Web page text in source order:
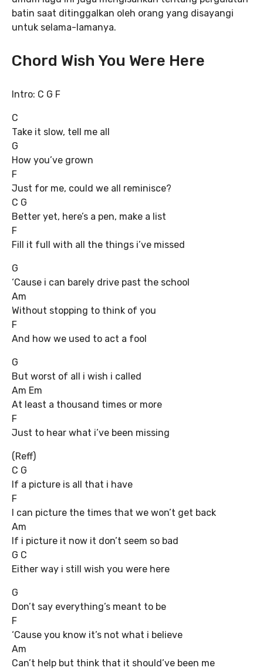
batin saat ditinggalkan oleh orang yang disayangi
untuk selama-lamanya.
Chord Wish You Were Here
Intro: C G F
C
Take it slow, tell me all
G
How you’ve grown
F
Just for me, could we all reminisce?
C G
Better yet, here’s a pen, make a list
F
Fill it full with all the things i’ve missed
G
‘Cause i can barely drive past the school
Am
Without stopping to think of you
F
And how we used to act a fool
G
But worst of all i wish i called
Am Em
At least a thousand times or more
F
Just to hear what i’ve been missing
(Reff)
C G
If a picture is all that i have
F
I can picture the times that we won’t get back
Am
If i picture it now it don’t seem so bad
G C
Either way i still wish you were here
G
Don’t say everything’s meant to be
F
‘Cause you know it’s not what i believe
Am
Can’t help but think that it should’ve been me